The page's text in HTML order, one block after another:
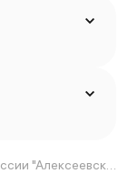
Отделение Госавтоинспекции ОМВД России "Алексеевский"